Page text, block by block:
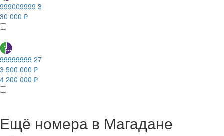
999009999 3
30 000 ₽
99999999 27
3 500 000 ₽
4 200 000 ₽
Ещё номера в Магадане